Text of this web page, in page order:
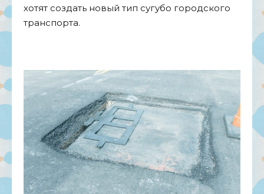
хотят создать новый тип сугубо городского
транспорта.